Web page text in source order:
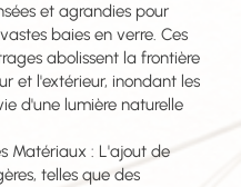
et agrandies pour
baies en verre. Ces
abolissent la frontière
et l'extérieur, inondant les
d'une lumière naturelle
Matériaux : L'ajout de
telles que des